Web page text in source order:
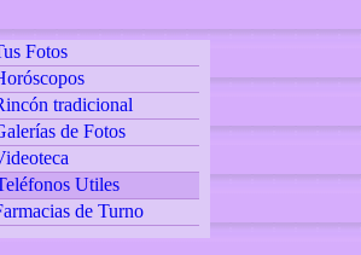
Fotos
tradicional
de Fotos
Utiles
de Turno